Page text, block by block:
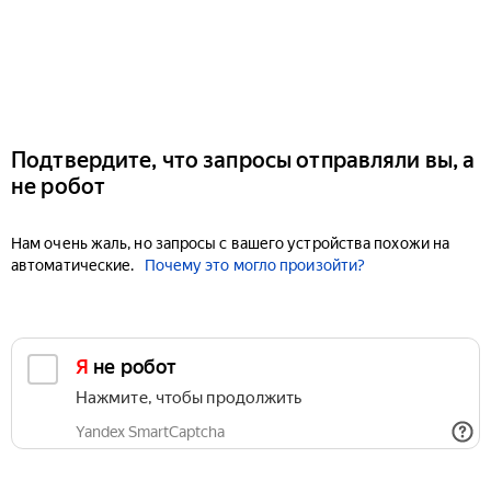
Подтвердите, что запросы отправляли вы, а
не робот
Нам очень жаль, но запросы с вашего устройства похожи на
автоматические.
Почему это могло произойти?
Я не робот
Нажмите, чтобы продолжить
Yandex SmartCaptcha